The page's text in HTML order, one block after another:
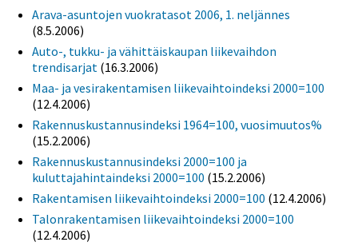
Arava-asuntojen vuokratasot 2006, 1. neljännes
(8.5.2006)
Auto-, tukku- ja vähittäiskaupan liikevaihdon
trendisarjat (16.3.2006)
Maa- ja vesirakentamisen liikevaihtoindeksi 2000=100
(12.4.2006)
Rakennuskustannusindeksi 1964=100, vuosimuutos%
(15.2.2006)
Rakennuskustannusindeksi 2000=100 ja
kuluttajahintaindeksi 2000=100 (15.2.2006)
Rakentamisen liikevaihtoindeksi 2000=100 (12.4.2006)
Talonrakentamisen liikevaihtoindeksi 2000=100
(12.4.2006)